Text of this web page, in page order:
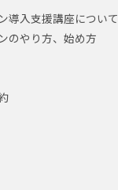
導入支援講座について
のやり方、始め方